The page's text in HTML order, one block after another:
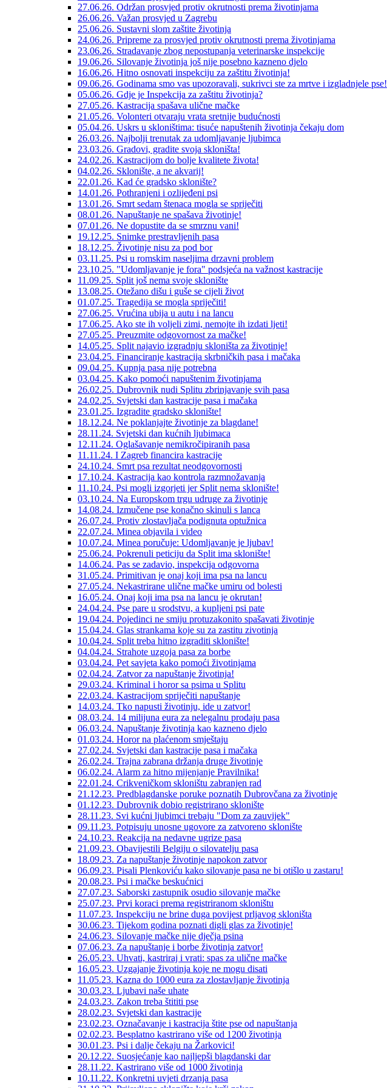
27.06.26. Održan prosvjed protiv okrutnosti prema životinjama
26.06.26. Važan prosvjed u Zagrebu
25.06.26. Sustavni slom zaštite životinja
24.06.26. Pripreme za prosvjed protiv okrutnosti prema životinjama
23.06.26. Stradavanje zbog nepostupanja veterinarske inspekcije
19.06.26. Silovanje životinja još nije posebno kazneno djelo
16.06.26. Hitno osnovati inspekciju za zaštitu životinja!
09.06.26. Godinama smo vas upozoravali, sukrivci ste za mrtve i izgladnjele pse!
05.06.26. Gdje je Inspekcija za zaštitu životinja?
27.05.26. Kastracija spašava ulične mačke
21.05.26. Volonteri otvaraju vrata sretnije budućnosti
05.04.26. Uskrs u skloništima: tisuće napuštenih životinja čekaju dom
26.03.26. Najbolji trenutak za udomljavanje ljubimca
23.03.26. Gradovi, gradite svoja skloništa!
24.02.26. Kastracijom do bolje kvalitete života!
04.02.26. Sklonište, a ne akvarij!
22.01.26. Kad će gradsko sklonište?
14.01.26. Pothranjeni i ozlijeđeni psi
13.01.26. Smrt sedam štenaca mogla se spriječiti
08.01.26. Napuštanje ne spašava životinje!
07.01.26. Ne dopustite da se smrznu vani!
19.12.25. Snimke prestravljenih pasa
18.12.25. Životinje nisu za pod bor
03.11.25. Psi u romskim naseljima drzavni problem
23.10.25. "Udomljavanje je fora" podsjeća na važnost kastracije
11.09.25. Split još nema svoje sklonište
13.08.25. Otežano dišu i guše se cijeli život
01.07.25. Tragedija se mogla spriječiti!
27.06.25. Vrućina ubija u autu i na lancu
17.06.25. Ako ste ih voljeli zimi, nemojte ih izdati ljeti!
27.05.25. Preuzmite odgovornost za mačke!
14.05.25. Split najavio izgradnju skloništa za životinje!
23.04.25. Financiranje kastracija skrbničkih pasa i mačaka
09.04.25. Kupnja pasa nije potrebna
03.04.25. Kako pomoći napuštenim životinjama
26.02.25. Dubrovnik nudi Splitu zbrinjavanje svih pasa
24.02.25. Svjetski dan kastracije pasa i mačaka
23.01.25. Izgradite gradsko sklonište!
18.12.24. Ne poklanjajte životinje za blagdane!
28.11.24. Svjetski dan kućnih ljubimaca
12.11.24. Oglašavanje nemikročipiranih pasa
11.11.24. I Zagreb financira kastracije
24.10.24. Smrt psa rezultat neodgovornosti
17.10.24. Kastracija kao kontrola razmnožavanja
11.10.24. Psi mogli izgorjeti jer Split nema sklonište!
03.10.24. Na Europskom trgu udruge za životinje
14.08.24. Izmučene pse konačno skinuli s lanca
26.07.24. Protiv zlostavljača podignuta optužnica
22.07.24. Minea objavila i video
10.07.24. Minea poručuje: Udomljavanje je ljubav!
25.06.24. Pokrenuli peticiju da Split ima sklonište!
14.06.24. Pas se zadavio, inspekcija odgovorna
31.05.24. Primitivan je onaj koji ima psa na lancu
27.05.24. Nekastrirane ulične mačke umiru od bolesti
16.05.24. Onaj koji ima psa na lancu je okrutan!
24.04.24. Pse pare u srodstvu, a kupljeni psi pate
19.04.24. Pojedinci ne smiju protuzakonito spašavati životinje
15.04.24. Glas strankama koje su za zastitu zivotinja
10.04.24. Split treba hitno izgraditi sklonište!
04.04.24. Strahote uzgoja pasa za borbe
03.04.24. Pet savjeta kako pomoći životinjama
02.04.24. Zatvor za napuštanje životinja!
29.03.24. Kriminal i horor sa psima u Splitu
22.03.24. Kastracijom spriječiti napuštanje
14.03.24. Tko napusti životinju, ide u zatvor!
08.03.24. 14 milijuna eura za nelegalnu prodaju pasa
06.03.24. Napuštanje životinja kao kazneno djelo
01.03.24. Horor na plaćenom smještaju
27.02.24. Svjetski dan kastracije pasa i mačaka
26.02.24. Trajna zabrana držanja druge životinje
06.02.24. Alarm za hitno mijenjanje Pravilnika!
22.01.24. Crikveničkom skloništu zabranjen rad
21.12.23. Predblagdanske poruke poznatih Dubrovčana za životinje
01.12.23. Dubrovnik dobio registrirano sklonište
28.11.23. Svi kućni ljubimci trebaju "Dom za zauvijek"
09.11.23. Potpisuju unosne ugovore za zatvoreno sklonište
24.10.23. Reakcija na nedavne ugrize pasa
21.09.23. Obavijestili Belgiju o silovatelju pasa
18.09.23. Za napuštanje životinje napokon zatvor
06.09.23. Pisali Plenkoviću kako silovanje pasa ne bi otišlo u zastaru!
20.08.23. Psi i mačke beskućnici
27.07.23. Saborski zastupnik osudio silovanje mačke
25.07.23. Prvi koraci prema registriranom skloništu
11.07.23. Inspekciju ne brine duga povijest prljavog skloništa
30.06.23. Tijekom godina poznati digli glas za životinje!
24.06.23. Silovanje mačke nije dječja psina
07.06.23. Za napuštanje i borbe životinja zatvor!
26.05.23. Uhvati, kastriraj i vrati: spas za ulične mačke
16.05.23. Uzgajanje životinja koje ne mogu disati
11.05.23. Kazna do 1000 eura za zlostavljanje životinja
30.03.23. Ljubavi naše uhate
24.03.23. Zakon treba štititi pse
28.02.23. Svjetski dan kastracije
23.02.23. Označavanje i kastracija štite pse od napuštanja
02.02.23. Besplatno kastrirano više od 1200 životinja
30.01.23. Psi i dalje čekaju na Žarkovici!
20.12.22. Suosjećanje kao najljepši blagdanski dar
28.11.22. Kastrirano više od 1000 životinja
10.11.22. Konkretni uvjeti drzanja pasa